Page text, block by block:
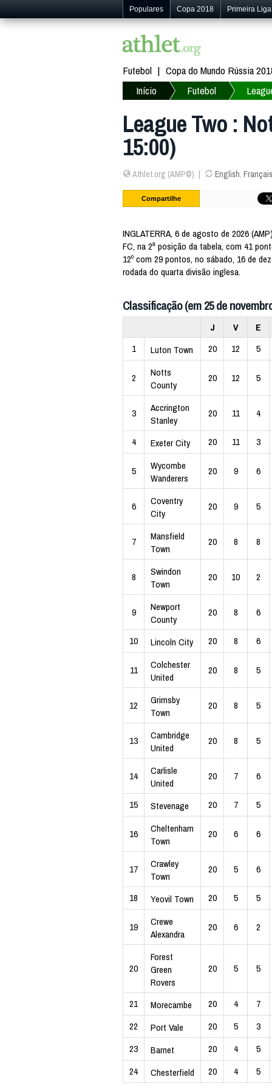
Populares Copa 2018 Primeira Liga
Futebol Copa do Mundo Rússia
Início
Futebol
League Two :
15:00)
Athlet.org (AMP©) English, Français
Compartilhe
INGLATERRA, 6 de agosto de 2026
FC, na 2ª posição da tabela, com 41
12º com 29 pontos, no sábado, 16 de
rodada do quarta divisão inglesa.
Classificação (em 25 de
J V E
1
Luton Town 20 12 5
2
Notts
County
20 12 5
3
Accrington
Stanley
20 11 4
4 Exeter City 20 11 3
5
Wycombe
Wanderers
20 9 6
6
Coventry
City
20 9 5
7
Mansfield
Town
20 8 8
8
Swindon
Town
20 10 2
9
Newport
County
20 8 6
10 Lincoln City 20 8 6
11
Colchester
United
20 8 5
12
Grimsby
Town
20 8 5
13
Cambridge
United
20 8 5
14
Carlisle
United
20 7 6
15 Stevenage 20 7 5
16
Cheltenham
Town
20 6 6
17
Crawley
Town
20 5 6
18 Yeovil Town 20 5 5
19
Crewe
Alexandra
20 6 2
20
Forest
Green
Rovers
20 5 5
21 Morecambe 20 4 7
22
Port Vale 20 5 3
23
Barnet 20 4 5
24
Chesterfield 20 4 5